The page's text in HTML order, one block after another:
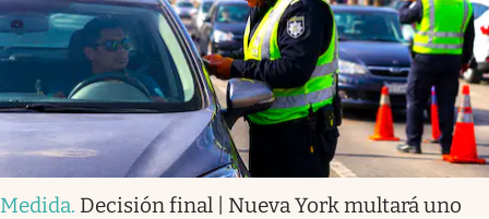
Medida. Decisión final | Nueva York multará uno